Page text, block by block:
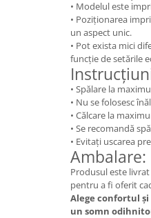
• Modelul este
• Poziționarea
un aspect unic.
• Pot exista mici
funcție de setările
• Spălare la
• Nu se folosesc
• Călcare la
• Se recomandă
• Evitați uscarea
Ambalare:
Produsul este
pentru a fi oferit
Alege confortul
un somn